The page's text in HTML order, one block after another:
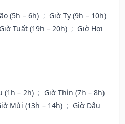
(5h – 6h) ; Giờ Tỵ (9h – 10h)
Giờ Tuất (19h – 20h) ; Giờ Hợi
(1h – 2h) ; Giờ Thìn (7h – 8h)
Mùi (13h – 14h) ; Giờ Dậu